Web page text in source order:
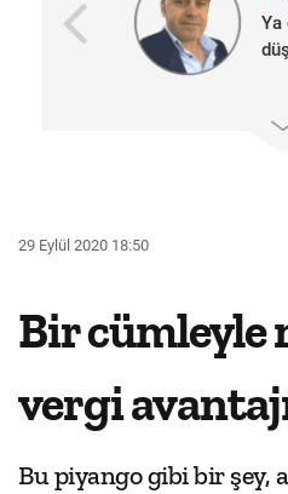
Ya
29 Eylül 2020 18:50
Bir cümleyle
vergi
Bu piyango gibi bir şey,